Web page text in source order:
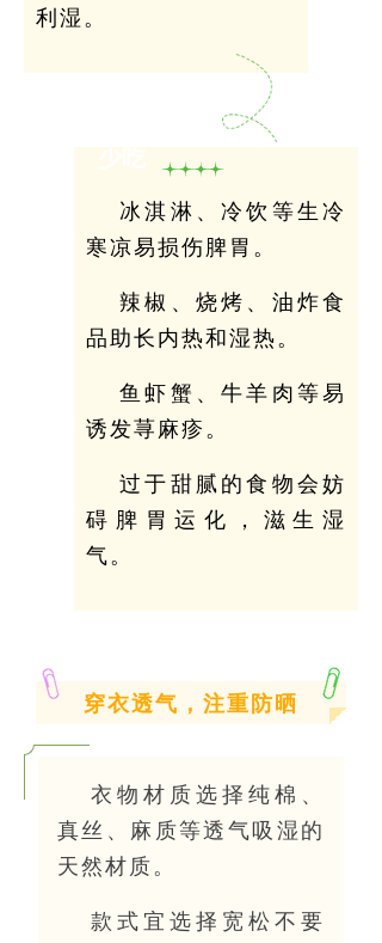
利湿。
冰淇淋、冷饮等生冷
寒凉易损伤脾胃。
辣椒、烧烤、油炸食
品助长内热和湿热。
鱼虾蟹、牛羊肉等易
诱发荨麻疹。
过于甜腻的食物会妨
碍脾胃运化，滋生湿
气。
穿衣透气，注重防晒
衣物材质选择纯棉、
真丝、麻质等透气吸湿的
天然材质。
款式宜选择宽松不要